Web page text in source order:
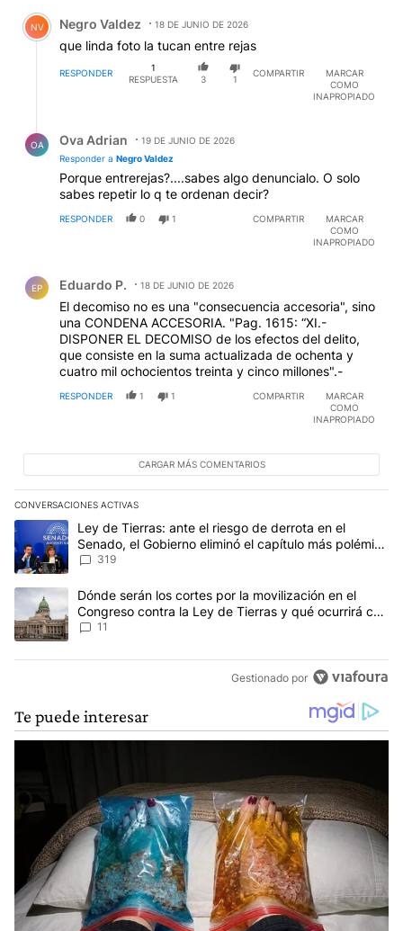
Comentario de Negro Valdez.
NV Negro Valdez 18 DE JUNIO DE 2026
que linda foto la tucan entre rejas
RESPONDER
1
RESPUESTA
3 1
COMPARTIR
MARCAR
COMO
INAPROPIADO
OA Ova Adrian
19 DE JUNIO DE 2026
Responder a Negro Valdez
Porque entrerejas?....sabes algo denuncialo. O solo
sabes repetir lo q te ordenan decir?
RESPONDER 0 1 COMPARTIR
MARCAR
COMO
INAPROPIADO
EP Eduardo P. 18 DE JUNIO DE 2026
El decomiso no es una "consecuencia accesoria", sino
una CONDENA ACCESORIA. "Pag. 1615: “XI.-
DISPONER EL DECOMISO de los efectos del delito,
que consiste en la suma actualizada de ochenta y
cuatro mil ochocientos treinta y cinco millones".-
RESPONDER 1 1 COMPARTIR
MARCAR
COMO
INAPROPIADO
CARGAR MÁS COMENTARIOS
CONVERSACIONES ACTIVAS
Este listado muestra los artículos con más comentarios en los
Un artículo de tendencia con el título "Ley de Tierras: ante el
Ley de Tierras: ante el riesgo de derrota en el
Senado, el Gobierno eliminó el capítulo más polémico
del proyecto
319
Un artículo de tendencia con el título "Dónde serán los cortes
Dónde serán los cortes por la movilización en el
Congreso contra la Ley de Tierras y qué ocurrirá con
el transporte público
11
Gestionado por